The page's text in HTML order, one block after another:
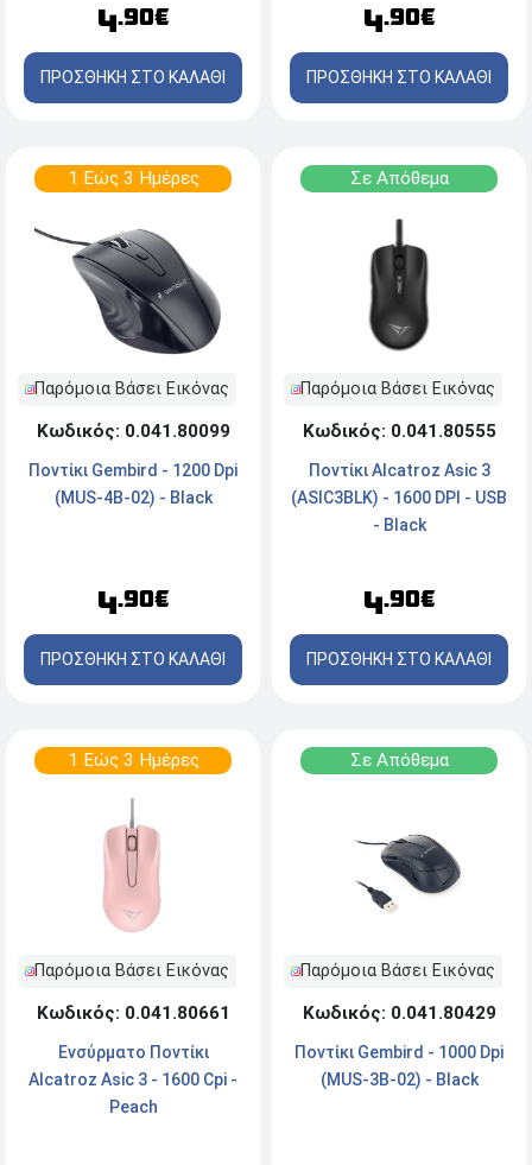
4.90€
ΠΡΟΣΘΗΚΗ ΣΤΟ ΚΑΛΑΘΙ
4.90€
ΠΡΟΣΘΗΚΗ ΣΤΟ ΚΑΛΑΘΙ
1 Εώς 3 Ημέρες
Παρόμοια Βάσει Εικόνας
Κωδικός: 0.041.80099
Ποντίκι Gembird - 1200 Dpi
(MUS-4B-02) - Black
4.90€
ΠΡΟΣΘΗΚΗ ΣΤΟ ΚΑΛΑΘΙ
Σε Απόθεμα
Παρόμοια Βάσει Εικόνας
Κωδικός: 0.041.80555
Ποντίκι Alcatroz Asic 3
(ASIC3BLK) - 1600 DPI - USB
- Black
4.90€
ΠΡΟΣΘΗΚΗ ΣΤΟ ΚΑΛΑΘΙ
1 Εώς 3 Ημέρες
Παρόμοια Βάσει Εικόνας
Κωδικός: 0.041.80661
Ενσύρματο Ποντίκι
Alcatroz Asic 3 - 1600 Cpi -
Peach
Σε Απόθεμα
Παρόμοια Βάσει Εικόνας
Κωδικός: 0.041.80429
Ποντίκι Gembird - 1000 Dpi
(MUS-3B-02) - Black